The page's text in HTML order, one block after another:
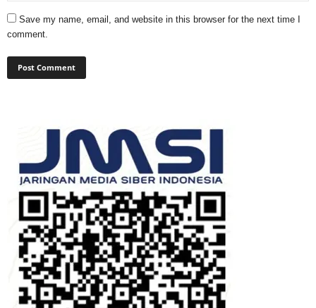
Save my name, email, and website in this browser for the next time I
comment.